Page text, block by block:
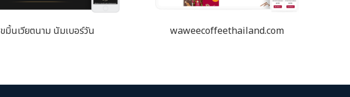
ขมิ้นเวียตนาม นัมเบอร์วัน waweecoffeethailand.com